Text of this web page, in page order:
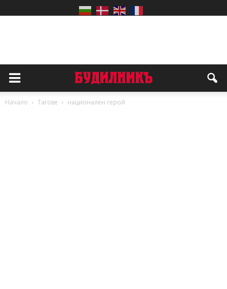
Начало Тагове национален герой